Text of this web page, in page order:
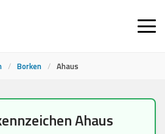
/ Borken / Ahaus
Ahaus